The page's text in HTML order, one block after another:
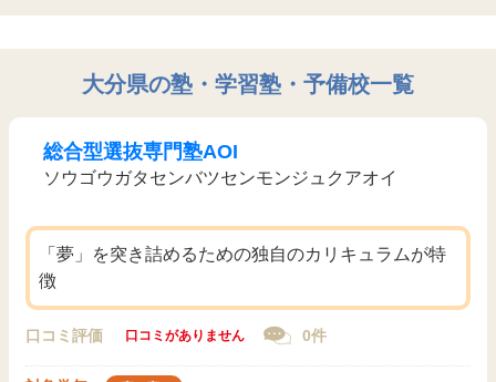
大分県の塾・学習塾・予備校一覧
総合型選抜専門塾AOI
ソウゴウガタセンバツセンモンジュクアオイ
「夢」を突き詰めるための独自のカリキュラムが特
徴
口コミ評価 口コミがありません 0件